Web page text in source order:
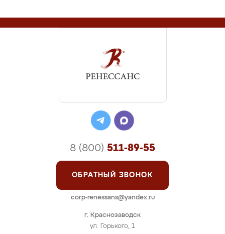
г. Краснозаводск
ул. Горького, 1
8 (800) 511-89-55
ОБРАТНЫЙ ЗВОНОК
corp-renessans@yandex.ru